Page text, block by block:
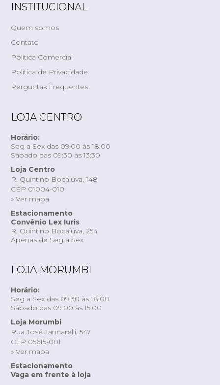
INSTITUCIONAL
Quem somos
Contato
Política Comercial
Política de Privacidade
Perguntas Frequentes
LOJA CENTRO
Horário:
Seg a Sex das 09:00 às 18:00
Sábado das 09:30 às 13:30
Loja Centro
R. Quintino Bocaiúva, 148
CEP 01004-010
» Ver mapa
Estacionamento
Convênio Lex Iuris
R. Quintino Bocaiúva, 254
Apenas de Seg a Sex
LOJA MORUMBI
Horário:
Seg a Sex das 09:30 às 18:00
Sábado das 09:00 às 15:00
Loja Morumbi
Rua José Jannarelli, 547
CEP 05615-001
» Ver mapa
Estacionamento
Vaga em frente à loja